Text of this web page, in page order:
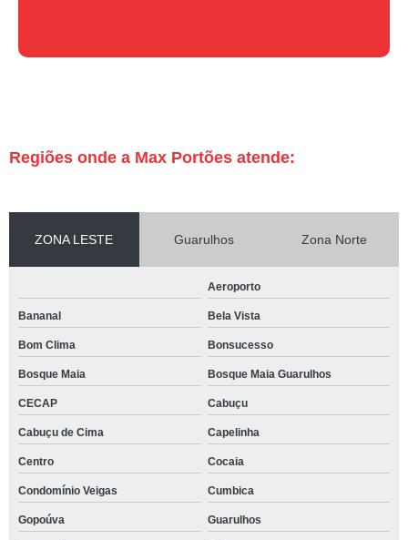
Regiões onde a Max Portões atende:
ZONA LESTE Guarulhos Zona Norte
Aeroporto
Bananal Bela Vista
Bom Clima Bonsucesso
Bosque Maia Bosque Maia Guarulhos
CECAP Cabuçu
Cabuçu de Cima Capelinha
Centro Cocaia
Condomínio Veigas Cumbica
Gopoúva Guarulhos